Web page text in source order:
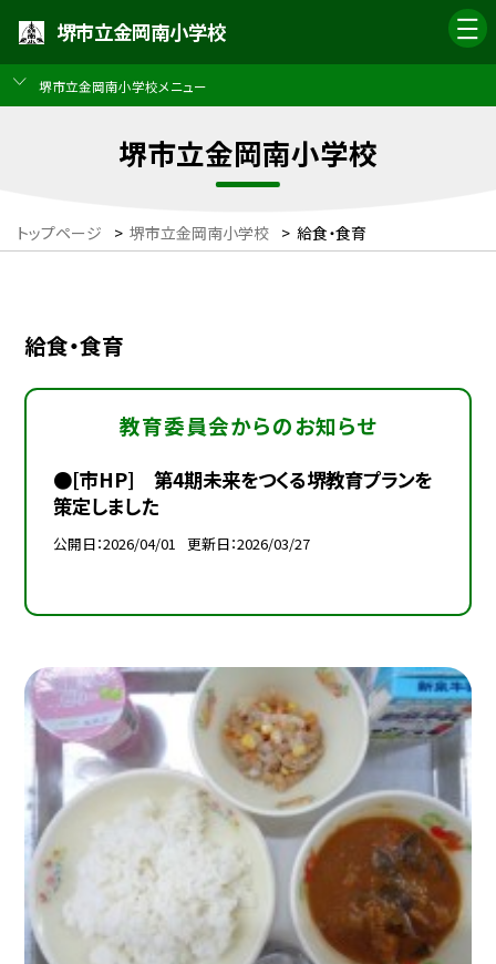
堺市立金岡南小学校
堺市立金岡南小学校メニュー
堺市立金岡南小学校
トップページ > 堺市立金岡南小学校 > 給食・食育
給食・食育
教育委員会からのお知らせ
●[市HP] 第4期未来をつくる堺教育プランを
策定しました
公開日 2026/04/01 更新日 2026/03/27